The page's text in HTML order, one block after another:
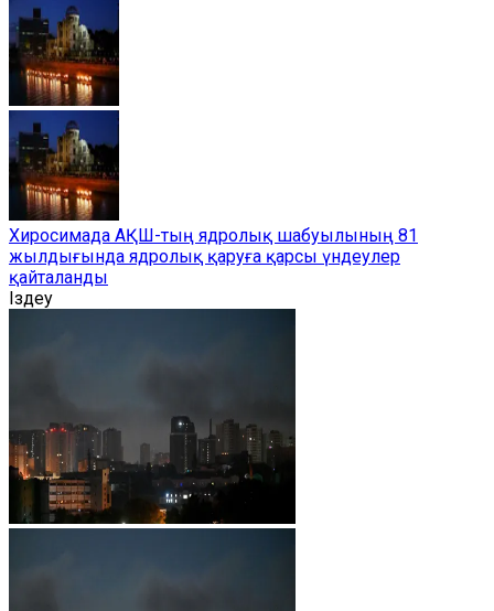
Хиросимада АҚШ-тың ядролық шабуылының 81
жылдығында ядролық қаруға қарсы үндеулер
қайталанды
Іздеу